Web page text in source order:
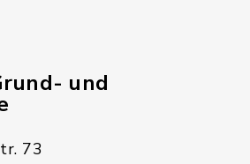
und
73